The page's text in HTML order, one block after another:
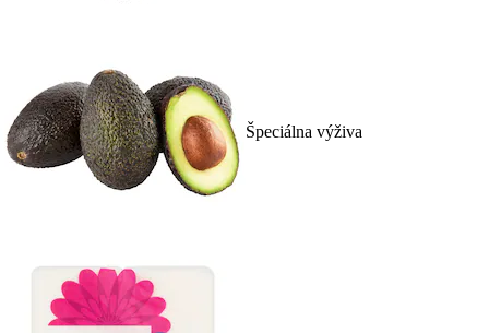
Špeciálna výživa